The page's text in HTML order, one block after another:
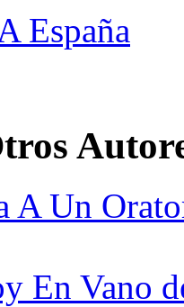
España
A Un
En Vano